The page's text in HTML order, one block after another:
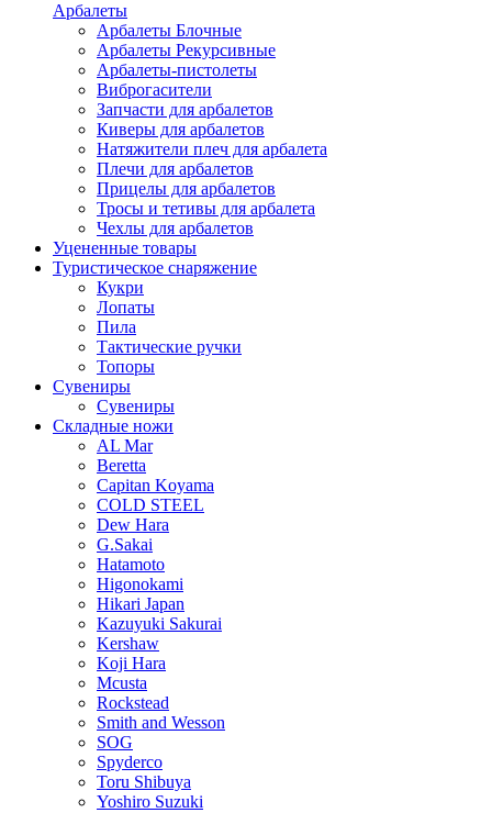
Арбалеты
Арбалеты Блочные
Арбалеты Рекурсивные
Арбалеты-пистолеты
Виброгасители
Запчасти для арбалетов
Киверы для арбалетов
Натяжители плеч для арбалета
Плечи для арбалетов
Прицелы для арбалетов
Тросы и тетивы для арбалета
Чехлы для арбалетов
Уцененные товары
Туристическое снаряжение
Кукри
Лопаты
Пила
Тактические ручки
Топоры
Сувениры
Сувениры
Складные ножи
AL Mar
Beretta
Capitan Koyama
COLD STEEL
Dew Hara
G.Sakai
Hatamoto
Higonokami
Hikari Japan
Kazuyuki Sakurai
Kershaw
Koji Hara
Mcusta
Rockstead
Smith and Wesson
SOG
Spyderco
Toru Shibuya
Yoshiro Suzuki